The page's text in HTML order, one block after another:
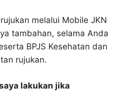
melalui Mobile JKN
tambahan, selama Anda
BPJS Kesehatan dan
rujukan.
lakukan jika